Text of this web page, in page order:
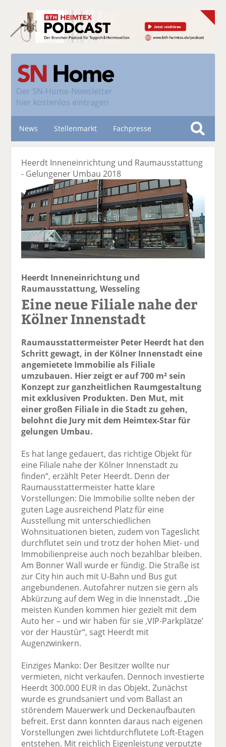
Der SN-Home-Newsletter
hier kostenlos eintragen
News Stellenmarkt Fachpresse
S
c
Heerdt Inneneinrichtung und Raumausstattung
- Gelungener Umbau 2018
Heerdt Inneneinrichtung und
Raumausstattung, Wesseling
Eine neue Filiale nahe der
Kölner Innenstadt
Raumausstattermeister Peter Heerdt hat den
Schritt gewagt, in der Kölner Innenstadt eine
angemietete Immobilie als Filiale
umzubauen. Hier zeigt er auf 700 m² sein
Konzept zur ganzheitlichen Raumgestaltung
mit exklusiven Produkten. Den Mut, mit
einer großen Filiale in die Stadt zu gehen,
belohnt die Jury mit dem Heimtex-Star für
gelungen Umbau.
Es hat lange gedauert, das richtige Objekt für
eine Filiale nahe der Kölner Innenstadt zu
finden“, erzählt Peter Heerdt. Denn der
Raumausstattermeister hatte klare
Vorstellungen: Die Immobilie sollte neben der
guten Lage ausreichend Platz für eine
Ausstellung mit unterschiedlichen
Wohnsituationen bieten, zudem von Tageslicht
durchflutet sein und trotz der hohen Miet- und
Immobilienpreise auch noch bezahlbar bleiben.
Am Bonner Wall wurde er fündig. Die Straße ist
zur City hin auch mit U-Bahn und Bus gut
angebundenen. Autofahrer nutzen sie gern als
Abkürzung auf dem Weg in die Innenstadt. „Die
meisten Kunden kommen hier gezielt mit dem
Auto her – und wir haben für sie ,VIP-Parkplätze’
vor der Haustür“, sagt Heerdt mit
Augenzwinkern.
Einziges Manko: Der Besitzer wollte nur
vermieten, nicht verkaufen. Dennoch investierte
Heerdt 300.000 EUR in das Objekt. Zunächst
wurde es grundsaniert und vom Ballast an
störendem Mauerwerk und Deckenaufbauten
befreit. Erst dann konnten daraus nach eigenen
Vorstellungen zwei lichtdurchflutete Loft-Etagen
entstehen. Mit reichlich Eigenleistung verputzte